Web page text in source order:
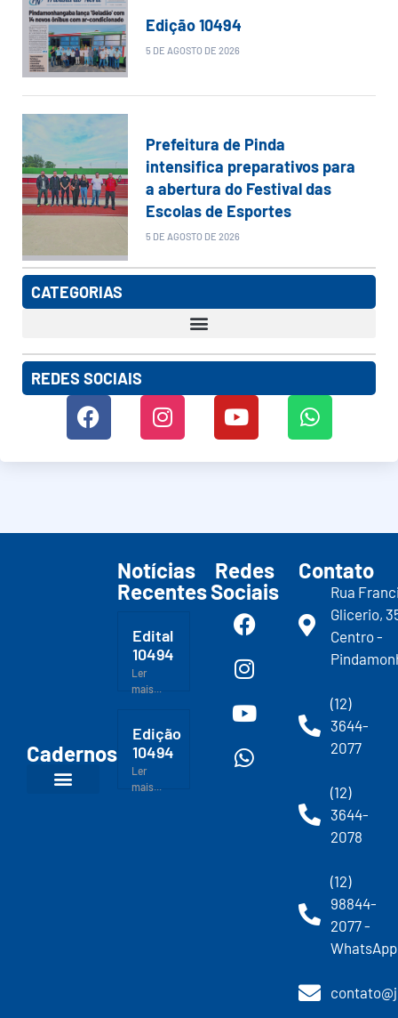
Edição 10494
5 DE AGOSTO DE 2026
Prefeitura de Pinda
intensifica preparativos para
a abertura do Festival das
Escolas de Esportes
5 DE AGOSTO DE 2026
CATEGORIAS
REDES SOCIAIS
Cadernos
Notícias
Recentes
Edital
10494
Ler
mais...
Edição
10494
Ler
mais...
Redes
Sociais
Contato
Rua
Glicerio,
Centro -
(12)
3644-
2077
(12)
3644-
2078
(12)
98844-
2077 -
WhatsApp